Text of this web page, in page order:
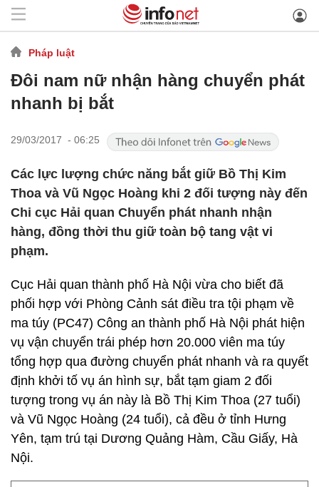
Pháp luật
Đôi nam nữ nhận hàng chuyển phát
nhanh bị bắt
29/03/2017 - 06:25
Các lực lượng chức năng bắt giữ Bồ Thị Kim
Thoa và Vũ Ngọc Hoàng khi 2 đối tượng này đến
Chi cục Hải quan Chuyển phát nhanh nhận
hàng, đồng thời thu giữ toàn bộ tang vật vi
phạm.
Cục Hải quan thành phố Hà Nội vừa cho biết đã
phối hợp với Phòng Cảnh sát điều tra tội phạm về
ma túy (PC47) Công an thành phố Hà Nội phát hiện
vụ vận chuyển trái phép hơn 20.000 viên ma túy
tổng hợp qua đường chuyển phát nhanh và ra quyết
định khởi tố vụ án hình sự, bắt tạm giam 2 đối
tượng trong vụ án này là Bồ Thị Kim Thoa (27 tuổi)
và Vũ Ngọc Hoàng (24 tuổi), cả đều ở tỉnh Hưng
Yên, tạm trú tại Dương Quảng Hàm, Cầu Giấy, Hà
Nội.